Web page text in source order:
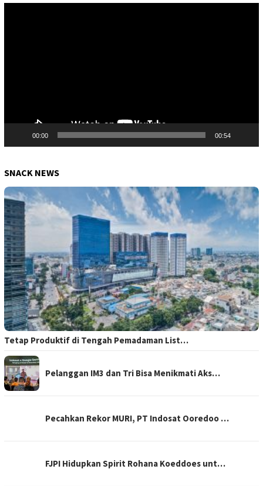
00:00 00:54
SNACK NEWS
Tetap Produktif di Tengah Pemadaman List…
Pelanggan IM3 dan Tri Bisa Menikmati Aks…
Pecahkan Rekor MURI, PT Indosat Ooredoo …
FJPI Hidupkan Spirit Rohana Koeddoes unt…